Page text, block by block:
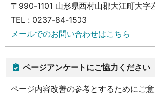
〒990-1101 山形県西村山郡大江町大字
TEL : 0237-84-1503
メールでのお問い合わせはこちら
ページアンケートにご協力ください
ページ内容改善の参考とするためにご